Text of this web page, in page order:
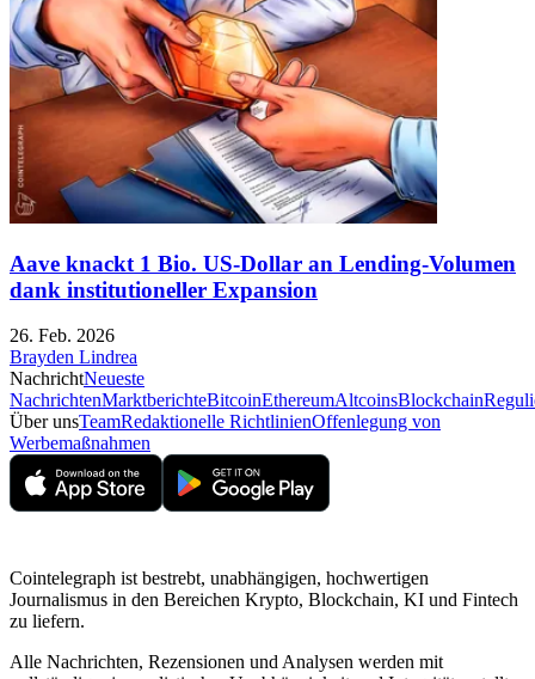
Aave knackt 1 Bio. US-Dollar an Lending-Volumen
dank institutioneller Expansion
26. Feb. 2026
Brayden Lindrea
NachrichtNeueste
NachrichtenMarktberichteBitcoinEthereumAltcoinsBlockchain
Über unsTeamRedaktionelle RichtlinienOffenlegung von
Werbemaßnahmen
Cointelegraph ist bestrebt, unabhängigen, hochwertigen
Journalismus in den Bereichen Krypto, Blockchain, KI und Fintech
zu liefern.
Alle Nachrichten, Rezensionen und Analysen werden mit